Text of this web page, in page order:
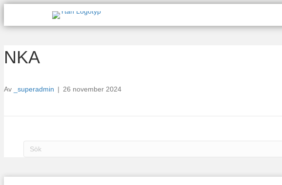
NKA
Av _superadmin | 26 november 2024